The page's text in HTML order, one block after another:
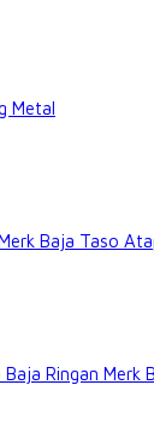
Metal
Baja Taso
Ringan Merk